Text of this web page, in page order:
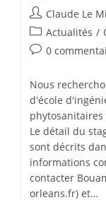
Claude Le
Actualités /
0
Nous
d'école
phytosanitaires
Le détail du
sont décrits
informations
contacter
orleans.fr) et…